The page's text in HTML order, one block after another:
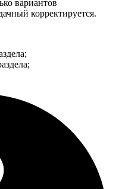
вариантов
корректируется.